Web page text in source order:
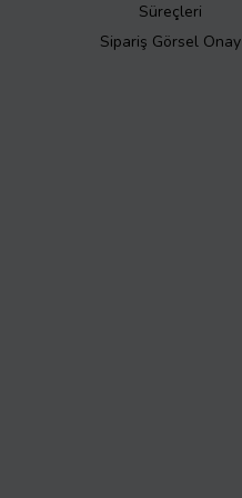
Süreçleri
Sipariş Görsel Onay